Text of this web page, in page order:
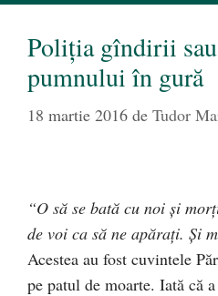
Poliția gîndirii
pumnului în gură
18 martie 2016 de Tudor
“O să se bată cu noi şi
de voi ca să ne apăraţi. Şi
Acestea au fost cuvintele
pe patul de moarte. Iată că